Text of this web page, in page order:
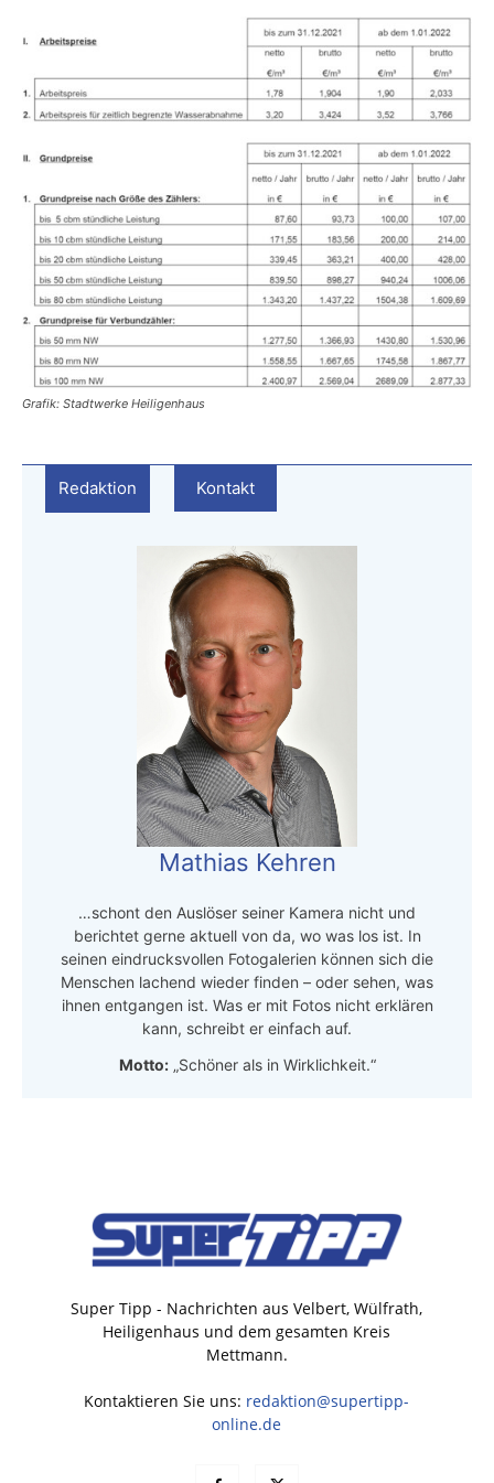
Grafik: Stadtwerke Heiligenhaus
Redaktion Kontakt
Mathias Kehren
…schont den Auslöser seiner Kamera nicht und
berichtet gerne aktuell von da, wo was los ist. In
seinen eindrucksvollen Fotogalerien können sich die
Menschen lachend wieder finden – oder sehen, was
ihnen entgangen ist. Was er mit Fotos nicht erklären
kann, schreibt er einfach auf.
Motto:„Schöner als in Wirklichkeit.“
Super Tipp - Nachrichten aus Velbert, Wülfrath,
Heiligenhaus und dem gesamten Kreis
Mettmann.
Kontaktieren Sie uns: redaktion@supertipp-
online.de